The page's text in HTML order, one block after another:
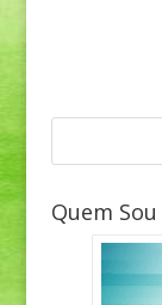
Quem Sou